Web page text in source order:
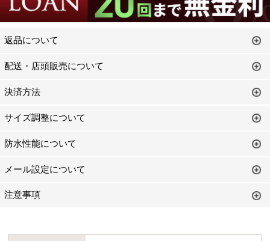
返品について
配送・店頭販売について
決済方法
サイズ調整について
防水性能について
メール設定について
注意事項